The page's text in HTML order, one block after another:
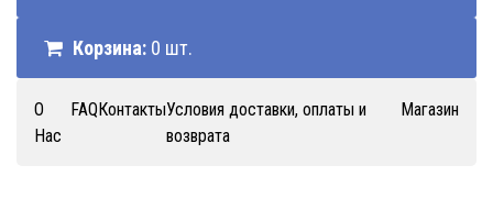
Корзина: 0 шт.
О
Нас
FAQКонтактыУсловия доставки, оплаты и
возврата
Магазин